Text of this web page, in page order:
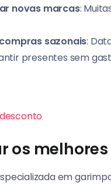
novas marcas:
sazonais:
presentes sem
os
em